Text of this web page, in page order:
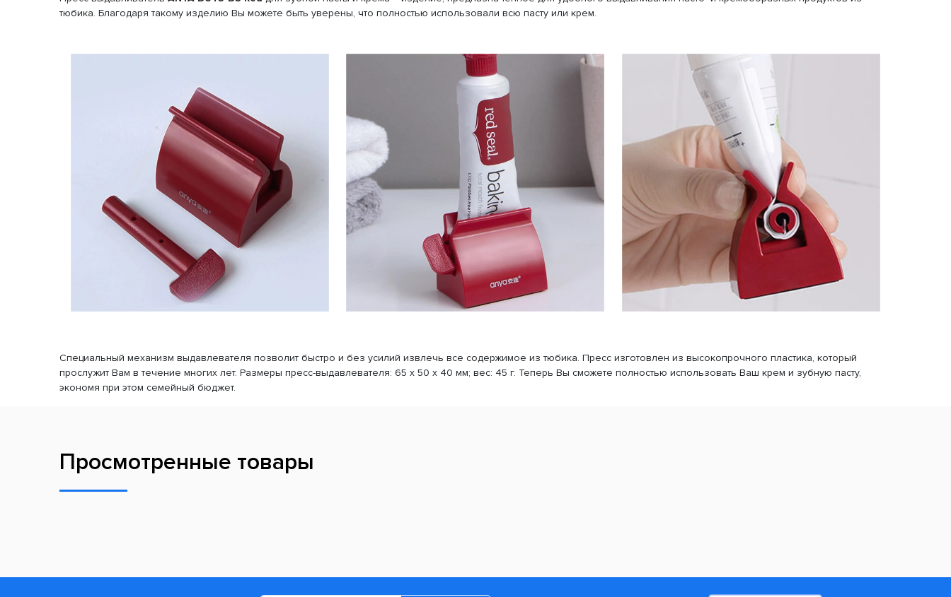
тюбика. Благодаря такому изделию Вы можете быть уверены, что полностью использовали всю пасту или крем.
Специальный механизм выдавлевателя позволит быстро и без усилий извлечь все содержимое из тюбика. Пресс изготовлен из высокопрочного пластика, который
прослужит Вам в течение многих лет. Размеры пресс-выдавлевателя: 65 х 50 х 40 мм; вес: 45 г. Теперь Вы сможете полностью использовать Ваш крем и зубную пасту,
экономя при этом семейный бюджет.
Просмотренные товары